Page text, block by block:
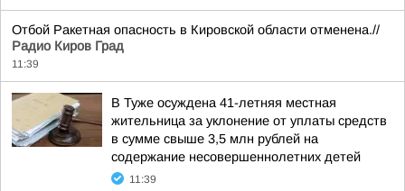
Отбой Ракетная опасность в Кировской области отменена.//
Радио Киров Град
11:39
В Туже осуждена 41-летняя местная
жительница за уклонение от уплаты средств
в сумме свыше 3,5 млн рублей на
содержание несовершеннолетних детей
11:39